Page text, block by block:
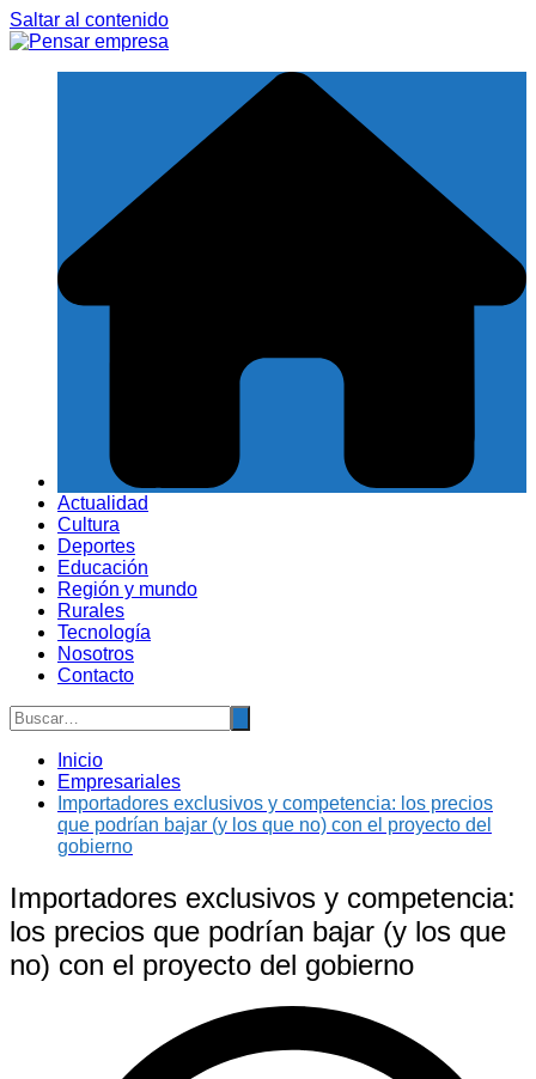
Saltar al contenido
Actualidad
Cultura
Deportes
Educación
Región y mundo
Rurales
Tecnología
Nosotros
Contacto
Inicio
Empresariales
Importadores exclusivos y competencia: los precios
que podrían bajar (y los que no) con el proyecto del
gobierno
Importadores exclusivos y competencia:
los precios que podrían bajar (y los que
no) con el proyecto del gobierno